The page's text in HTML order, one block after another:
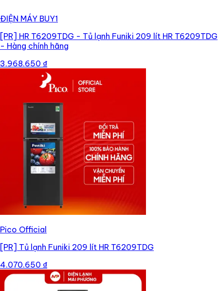
ĐIỆN MÁY BUY1
[PR] HR T6209TDG - Tủ lạnh Funiki 209 lít HR T6209TDG
- Hàng chính hãng
3.968.650 ₫
Pico Official
[PR] Tủ lạnh Funiki 209 lít HR T6209TDG
4.070.650 ₫